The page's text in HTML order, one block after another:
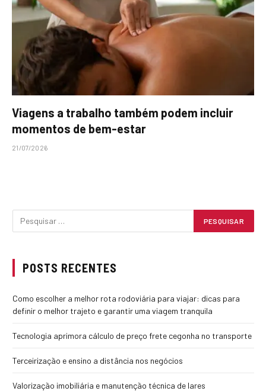
Viagens a trabalho também podem incluir
momentos de bem-estar
21/07/2026
POSTS RECENTES
Como escolher a melhor rota rodoviária para viajar: dicas para
definir o melhor trajeto e garantir uma viagem tranquila
Tecnologia aprimora cálculo de preço frete cegonha no transporte
Terceirização e ensino a distância nos negócios
Valorização imobiliária e manutenção técnica de lares